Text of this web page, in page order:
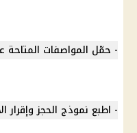
- حمّل المواصفات المتاحة
- اطبع نموذج الحجز وإقرار